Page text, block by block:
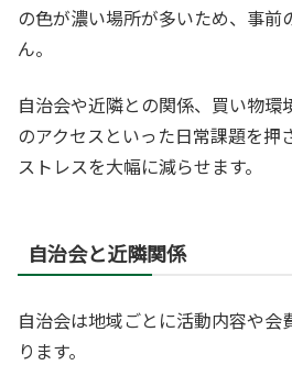
の色が濃い場所が多いため、事前
ん。
自治会や近隣との関係、買い物環
のアクセスといった日常課題を押
ストレスを大幅に減らせます。
自治会と近隣関係
自治会は地域ごとに活動内容や会
ります。